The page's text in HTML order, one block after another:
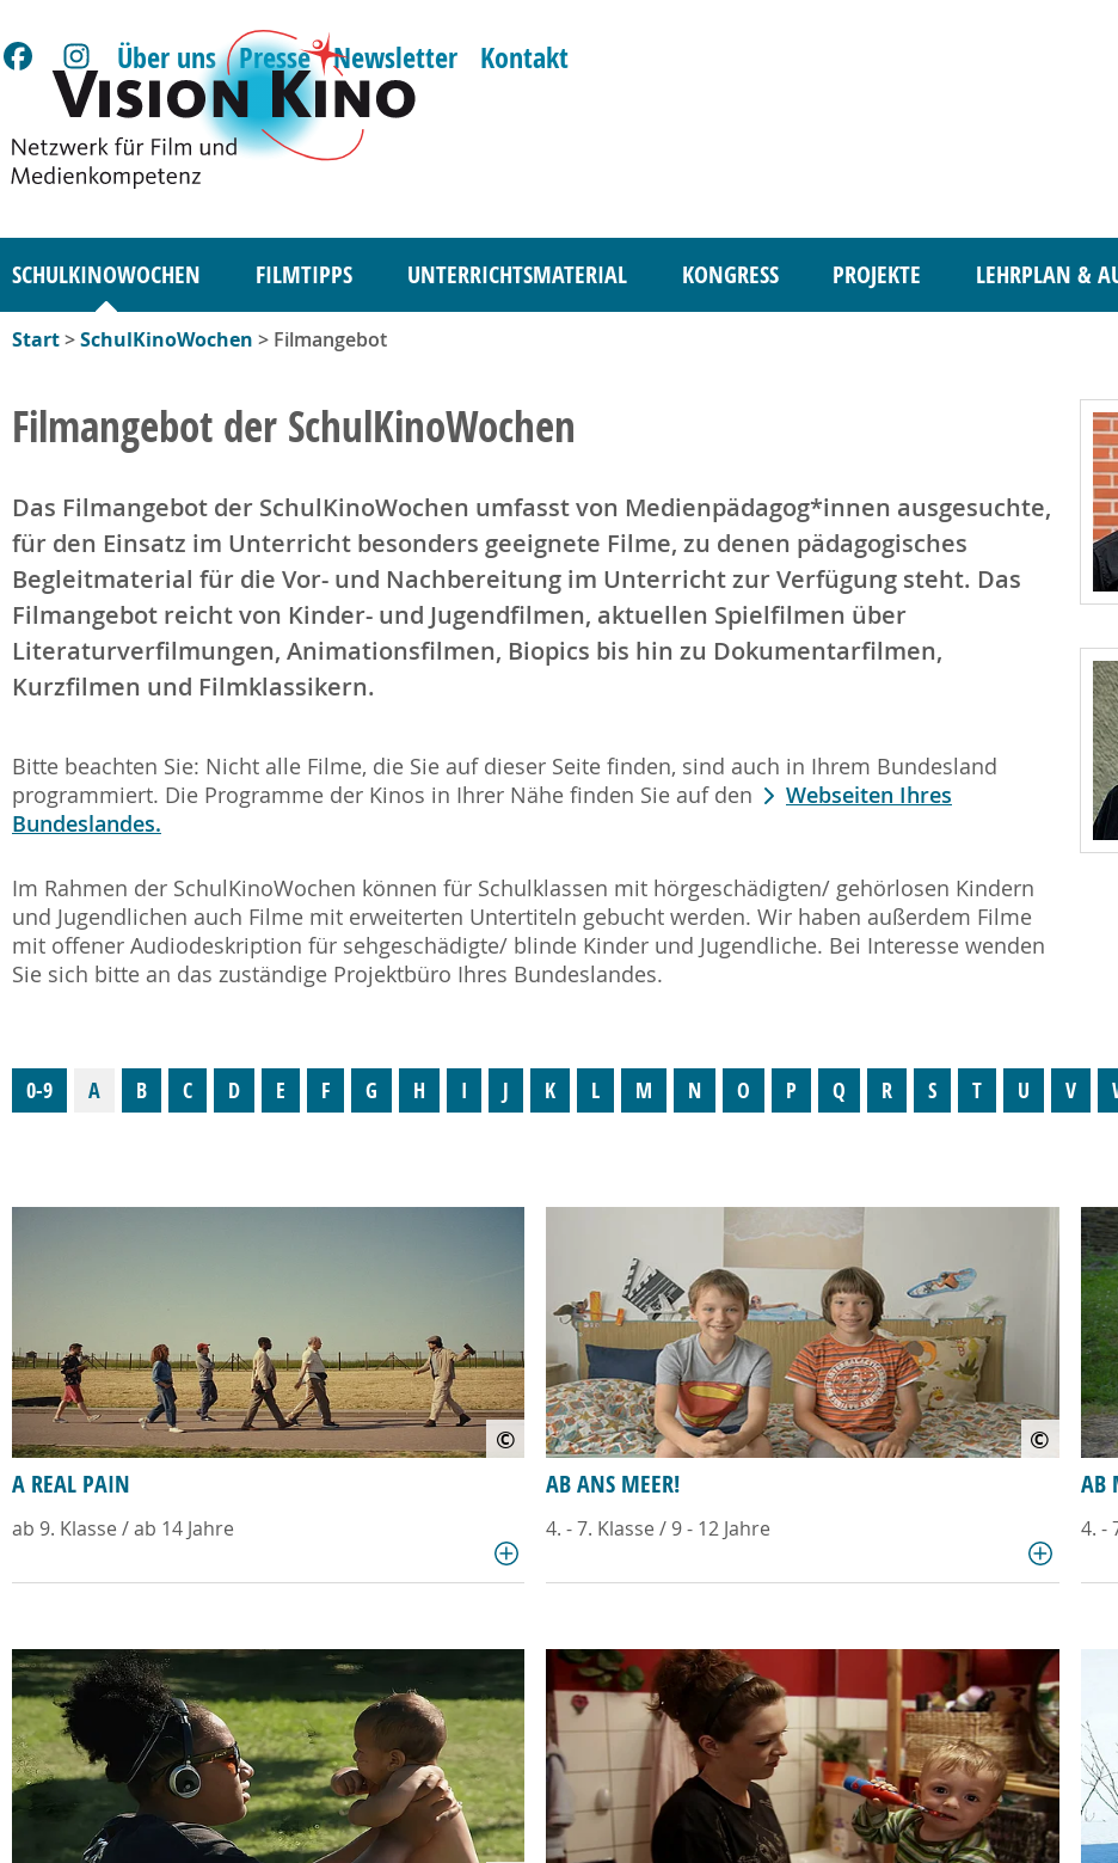
Über uns Presse Newsletter Kontakt
SCHULKINOWOCHEN FILMTIPPS UNTERRICHTSMATERIAL KONGRESS PROJEKTE LEHRPLAN &
Start>SchulKinoWochen > Filmangebot
Filmangebot der SchulKinoWochen
Das Filmangebot der SchulKinoWochen umfasst von Medienpädagog*innen ausgesuchte,
für den Einsatz im Unterricht besonders geeignete Filme, zu denen pädagogisches
Begleitmaterial für die Vor- und Nachbereitung im Unterricht zur Verfügung steht. Das
Filmangebot reicht von Kinder- und Jugendfilmen, aktuellen Spielfilmen über
Literaturverfilmungen, Animationsfilmen, Biopics bis hin zu Dokumentarfilmen,
Kurzfilmen und Filmklassikern.
Bitte beachten Sie: Nicht alle Filme, die Sie auf dieser Seite finden, sind auch in Ihrem Bundesland
programmiert. Die Programme der Kinos in Ihrer Nähe finden Sie auf den
Webseiten Ihres
Bundeslandes.
Im Rahmen der SchulKinoWochen können für Schulklassen mit hörgeschädigten/ gehörlosen Kindern
und Jugendlichen auch Filme mit erweiterten Untertiteln gebucht werden. Wir haben außerdem Filme
mit offener Audiodeskription für sehgeschädigte/ blinde Kinder und Jugendliche. Bei Interesse wenden
Sie sich bitte an das zuständige Projektbüro Ihres Bundeslandes.
0-9 A B C D E F G H I J K L M N O P Q R S T U V
©
A REAL PAIN
ab 9. Klasse / ab 14 Jahre
©
AB ANS MEER!
4. - 7. Klasse / 9 - 12 Jahre
AB
4. -